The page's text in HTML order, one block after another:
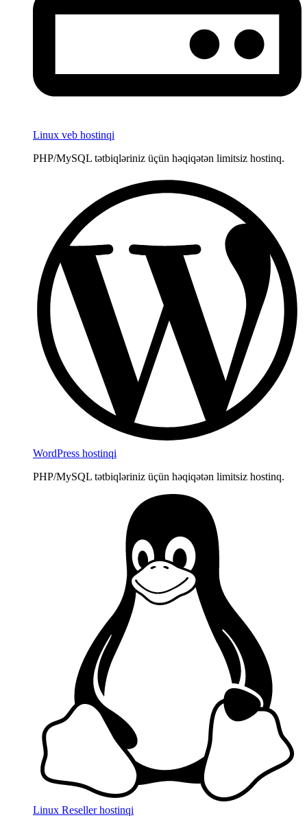
Linux veb hostinqi
PHP/MySQL tətbiqləriniz üçün həqiqətən limitsiz hostinq.
WordPress hostinqi
PHP/MySQL tətbiqləriniz üçün həqiqətən limitsiz hostinq.
Linux Reseller hostinqi